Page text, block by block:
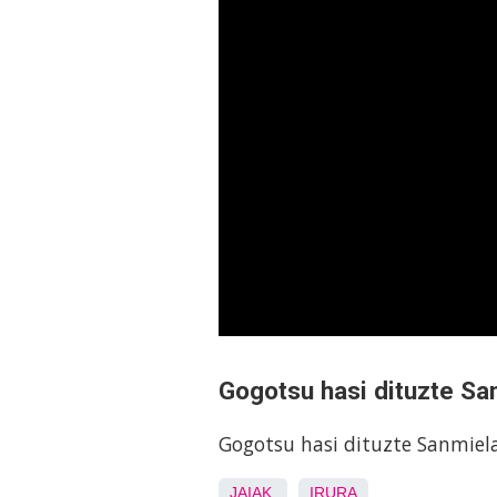
Gogotsu hasi dituzte
Gogotsu hasi dituzte
JAIAK IRURA